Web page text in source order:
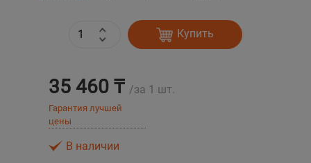
Купить
35 460 ₸ /за 1 шт.
Гарантия лучшей
цены
В наличии
Шымкент
Экибастуз